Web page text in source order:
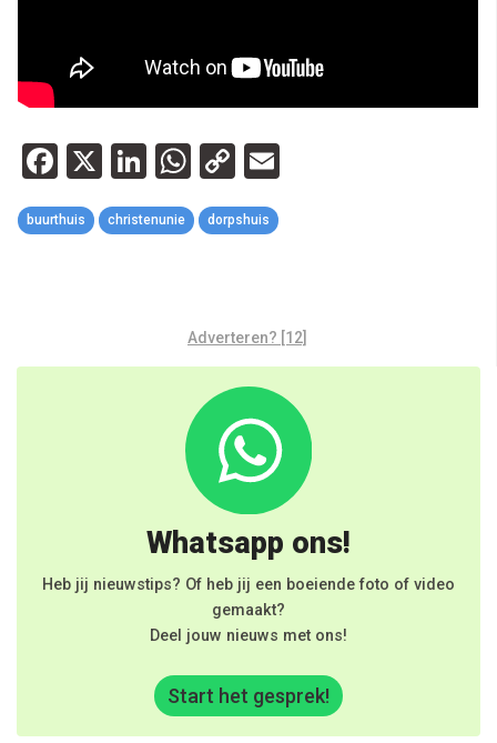
Facebook
X LinkedIn
WhatsApp
Copy
Link
buurthuis christenunie dorpshuis
Adverteren? [12]
Whatsapp ons!
Heb jij nieuwstips? Of heb jij een boeiende foto of video
gemaakt?
Deel jouw nieuws met ons!
Start het gesprek!